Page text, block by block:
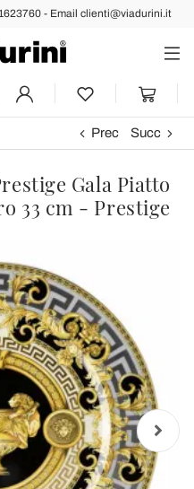
- Email clienti@viadurini.it
Prec Succ
Gala Piatto
33 cm - Prestige